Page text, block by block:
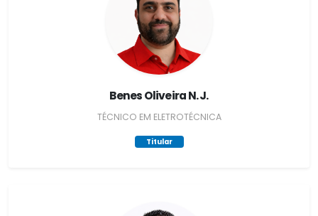
Benes Oliveira N. J.
TÉCNICO EM ELETROTÉCNICA
Titular